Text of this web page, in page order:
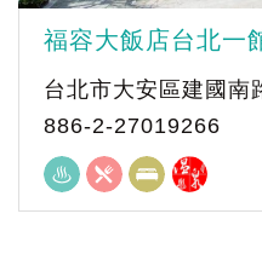
福容大飯店台北一
台北市大安區建國南
886-2-27019266